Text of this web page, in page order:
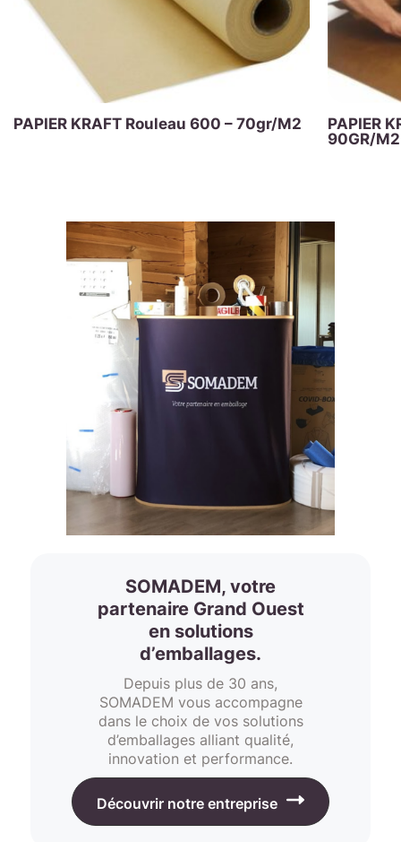
PAPIER KRAFT Rouleau 600 – 70gr/M2
PAPIER
90GR/M2
SOMADEM, votre
partenaire Grand Ouest
en solutions
d’emballages.
Depuis plus de 30 ans,
SOMADEM vous accompagne
dans le choix de vos solutions
d’emballages alliant qualité,
innovation et performance.
Découvrir notre entreprise